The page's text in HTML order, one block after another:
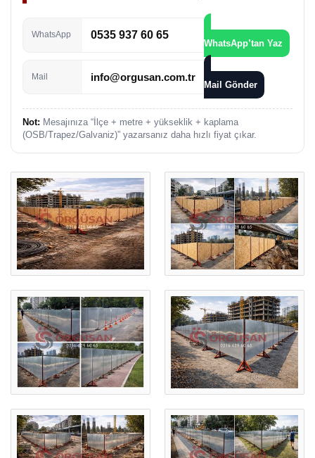
WhatsApp 0535 937 60 65
WhatsApp’tan Yaz
Mail info@orgusan.com.tr
Mail Gönder
Not: Mesajınıza “İlçe + metre + yükseklik + kaplama
(OSB/Trapez/Galvaniz)” yazarsanız daha hızlı fiyat çıkar.